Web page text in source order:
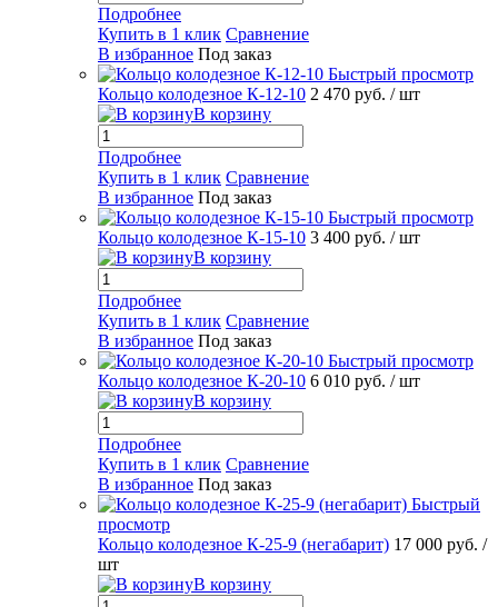
Подробнее
Купить в 1 клик Сравнение
В избранное Под заказ
Быстрый просмотр
Кольцо колодезное К-12-10 2 470 руб. / шт
В корзину
Подробнее
Купить в 1 клик Сравнение
В избранное Под заказ
Быстрый просмотр
Кольцо колодезное К-15-10 3 400 руб. / шт
В корзину
Подробнее
Купить в 1 клик Сравнение
В избранное Под заказ
Быстрый просмотр
Кольцо колодезное К-20-10 6 010 руб. / шт
В корзину
Подробнее
Купить в 1 клик Сравнение
В избранное Под заказ
Быстрый
просмотр
Кольцо колодезное К-25-9 (негабарит) 17 000 руб. /
шт
В корзину